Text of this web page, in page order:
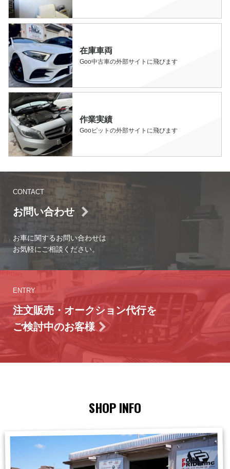
在庫車両
Goo中古車の外部サイトに飛びます
作業実績
Gooピットの外部サイトに飛びます
CONTACT
お問い合わせ
お車に関するお問い合わせは
お気軽にご相談ください。
ENTRY
注文販売・オークション代行を
ご検討中のお客様
SHOP INFO